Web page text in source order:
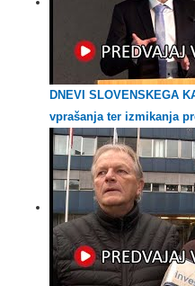
DNEVI SLOVENSKEGA
vprašanja ter izmikanja